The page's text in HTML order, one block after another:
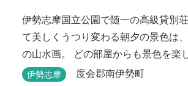
伊勢志摩国立公園で随一の高級貸別
て美しくうつり変わる朝夕の景色は
の山水画。 どの部屋からも景色を楽
ます。 大切な友人や家族と、最高のひ
伊勢志摩 度会郡南伊勢町